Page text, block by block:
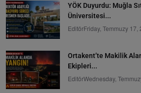
YÖK Duyurdu: Muğla
Üniversitesi...
EditörFriday, Temmuzy 17,
Ortakent’te Makilik
Ekipleri...
EditörWednesday,